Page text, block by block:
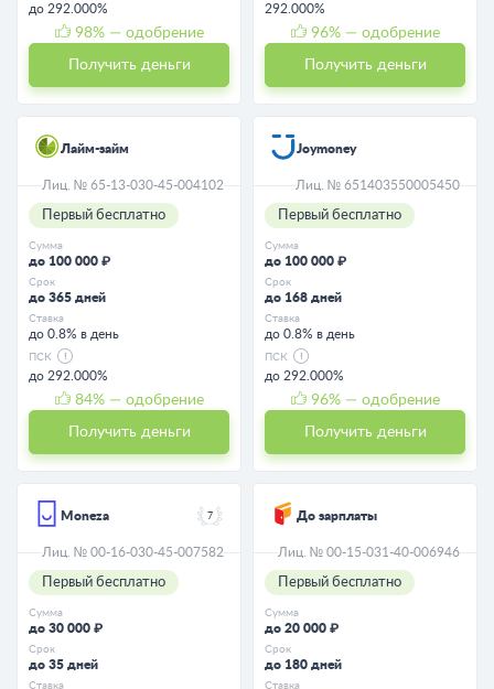
до 292.000%
98% — одобрение
Получить деньги
292.000%
96% — одобрение
Получить деньги
Лайм-займ
Лиц. № 65-13-030-45-004102
Первый бесплатно
Сумма
до 100 000 ₽
Срок
до 365 дней
Ставка
до 0.8% в день
ПСК
до 292.000%
84% — одобрение
Получить деньги
Joymoney
Лиц. № 651403550005450
Первый бесплатно
Сумма
до 100 000 ₽
Срок
до 168 дней
Ставка
до 0.8% в день
ПСК
до 292.000%
96% — одобрение
Получить деньги
Moneza 7
Лиц. № 00-16-030-45-007582
Первый бесплатно
Сумма
до 30 000 ₽
Срок
до 35 дней
Ставка
До зарплаты
Лиц. № 00-15-031-40-006946
Первый бесплатно
Сумма
до 20 000 ₽
Срок
до 180 дней
Ставка